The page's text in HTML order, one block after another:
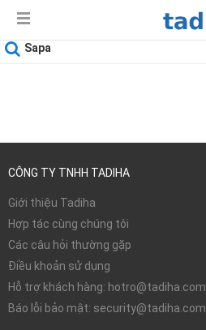
Sapa
CÔNG TY TNHH TADIHA
Giới thiệu Tadiha
Hợp tác cùng chúng tôi
Các câu hỏi thường gặp
Điều khoản sử dụng
Hỗ trợ khách hàng: hotro@tadiha.com
Báo lỗi bảo mật: security@tadiha.com